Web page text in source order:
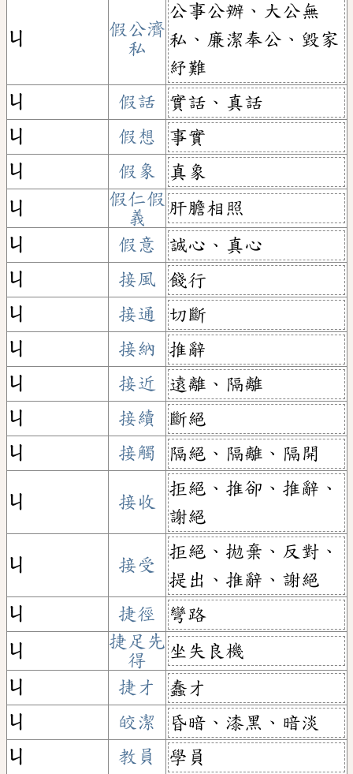
ㄐ
假公濟
私
公事公辦、大公無
私、廉潔奉公、毀家
紓難
ㄐ
假話
實話、真話
ㄐ
假想
事實
ㄐ
假象
真象
ㄐ
假仁假
義
肝膽相照
ㄐ
假意
誠心、真心
ㄐ
接風
餞行
ㄐ
接通
切斷
ㄐ
接納
推辭
ㄐ
接近
遠離、隔離
ㄐ
接續
斷絕
ㄐ
接觸 隔絕、隔離、隔開
ㄐ 接收
拒絕、推卻、推辭、
謝絕
ㄐ 接受
拒絕、拋棄、反對、
提出、推辭、謝絕
ㄐ
捷徑
彎路
ㄐ
捷足先
得
坐失良機
ㄐ
捷才
蠢才
ㄐ
皎潔
昏暗、漆黑、暗淡
ㄐ
教員 學員